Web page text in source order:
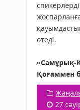
өтеді.
«Самұрық-
Қоғаммен
27